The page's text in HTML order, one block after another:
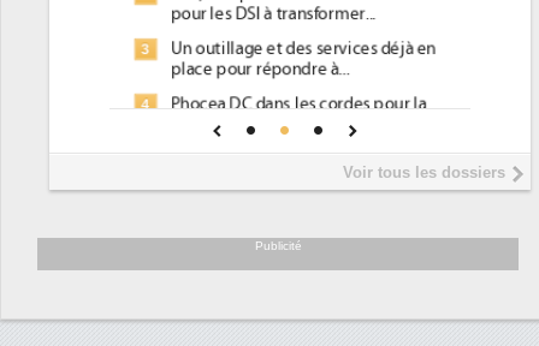
pour les DSI à transformer...
3
Un outillage et des services déjà en
place pour répondre à...
4
Phocea DC dans les cordes pour la
Interview de Fabrice Coquio,
président de Digital Realty...
soutient les...
Voir tous les dossiers
Publicité